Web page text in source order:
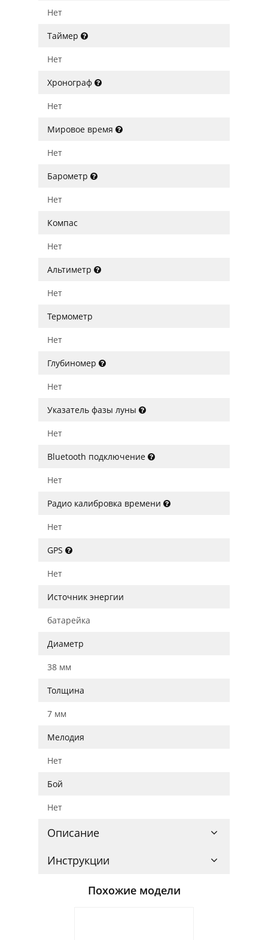
Нет
Таймер
Нет
Хронограф
Нет
Мировое время
Нет
Барометр
Нет
Компас
Нет
Альтиметр
Нет
Термометр
Нет
Глубиномер
Нет
Указатель фазы луны
Нет
Bluetooth подключение
Нет
Радио калибровка времени
Нет
GPS
Нет
Источник энергии
батарейка
Диаметр
38 мм
Толщина
7 мм
Мелодия
Нет
Бой
Нет
Описание
Инструкции
Похожие модели